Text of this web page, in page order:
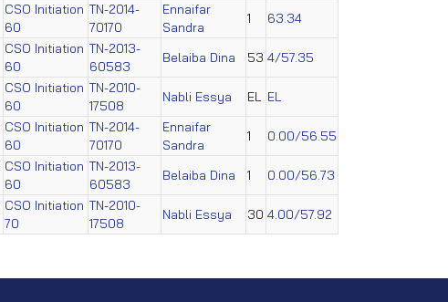
CSO Initiation
60
TN-2014-
70170
Ennaifar
Sandra
1 63.34
CSO Initiation
60
TN-2013-
60583
Belaiba Dina 53 4/57.35
CSO Initiation
60
TN-2010-
17508
Nabli Essya EL EL
CSO Initiation
60
TN-2014-
70170
Ennaifar
Sandra
1 0.00/56.55
CSO Initiation
60
TN-2013-
60583
Belaiba Dina 1 0.00/56.73
CSO Initiation
70
TN-2010-
17508
Nabli Essya 30 4.00/57.92